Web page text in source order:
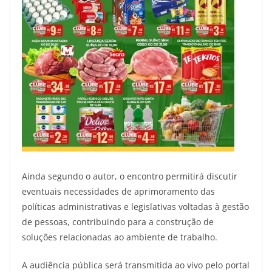
Ainda segundo o autor, o encontro permitirá discutir
eventuais necessidades de aprimoramento das
políticas administrativas e legislativas voltadas à gestão
de pessoas, contribuindo para a construção de
soluções relacionadas ao ambiente de trabalho.
A audiência pública será transmitida ao vivo pelo portal